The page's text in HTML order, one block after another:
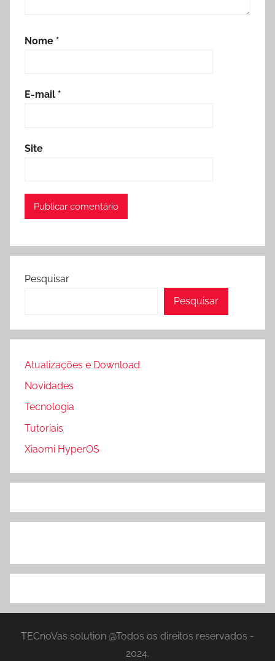
Nome *
E-mail *
Site
Pesquisar
Pesquisar
Atualizações e Download
Novidades
Tecnologia
Tutoriais
Xiaomi HyperOS
TECnoVas solution @Todos os direitos reservados -
2024.